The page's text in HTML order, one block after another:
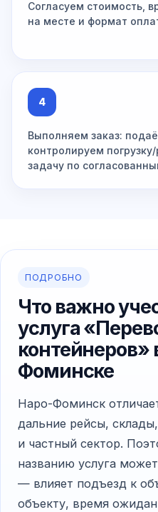
Согласуем стоимость,
на месте и формат
4
Выполняем заказ:
контролируем
задачу по
ПОДРОБНО
Что важно
услуга
контейнеров»
Фоминске
Наро-Фоминск
дальние рейсы,
и частный сектор.
названию услуга
— влияет подъезд к
объекту, время